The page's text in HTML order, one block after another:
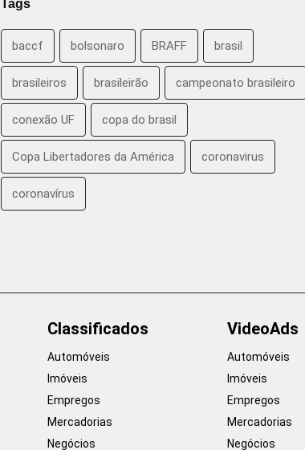
Tags
baccf bolsonaro BRAFF brasil
brasileiros brasileirão campeonato brasileiro
conexão UF copa do brasil
Copa Libertadores da América coronavirus
coronavírus
Classificados
Automóveis
Imóveis
Empregos
Mercadorias
Negócios
VideoAds
Automóveis
Imóveis
Empregos
Mercadorias
Negócios